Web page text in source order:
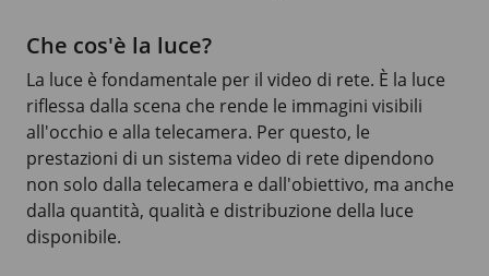
Che cos'è la luce?
La luce è fondamentale per il video di rete. È la luce
riflessa dalla scena che rende le immagini visibili
all'occhio e alla telecamera. Per questo, le
prestazioni di un sistema video di rete dipendono
non solo dalla telecamera e dall'obiettivo, ma anche
dalla quantità, qualità e distribuzione della luce
disponibile.